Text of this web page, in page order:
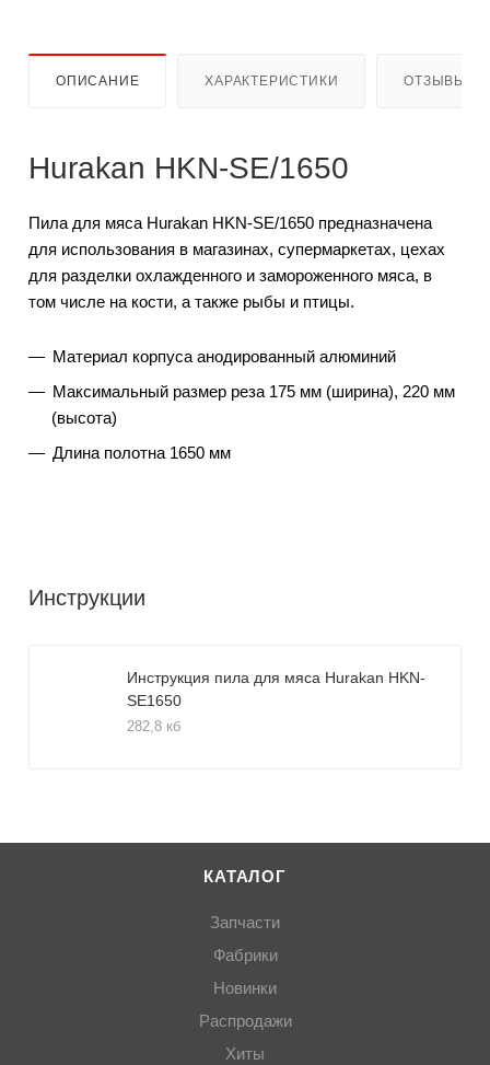
ОПИСАНИЕ ХАРАКТЕРИСТИКИ ОТЗЫВЫ
Hurakan HKN-SE/1650
Пила для мяса Hurakan HKN-SE/1650 предназначена
для использования в магазинах, супермаркетах, цехах
для разделки охлажденного и замороженного мяса, в
том числе на кости, а также рыбы и птицы.
Материал корпуса анодированный алюминий
Максимальный размер реза 175 мм (ширина), 220 мм
(высота)
Длина полотна 1650 мм
Инструкции
Инструкция пила для мяса Hurakan HKN-
SE1650
282,8 кб
КАТАЛОГ
Запчасти
Фабрики
Новинки
Распродажи
Хиты